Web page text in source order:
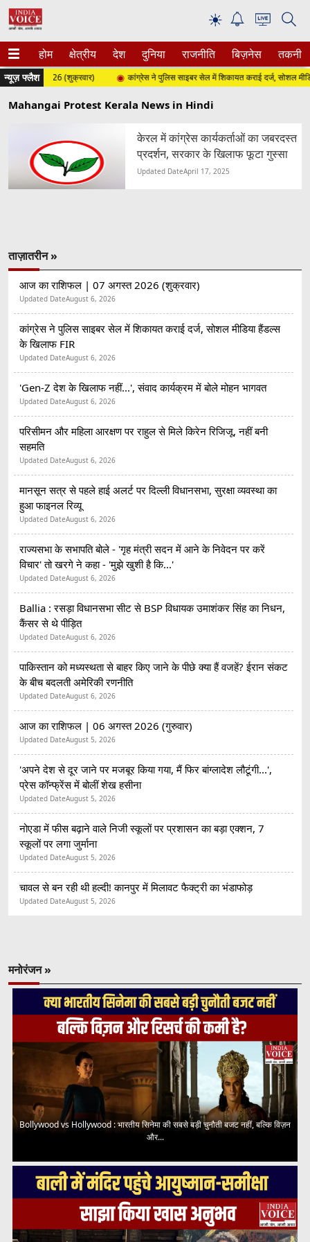
☀
होम क्षेत्रीय देश दुनिया राजनीति बिज़नेस तकनीक
न्यूज़ फ्लैश
अगस्त 2026 (शुक्रवार) कांग्रेस ने पुलिस साइबर सेल में शिकायत कराई दर्ज, सोशल
Mahangai Protest Kerala News in Hindi
केरल में कांग्रेस कार्यकर्ताओं का जबरदस्त
प्रदर्शन, सरकार के खिलाफ फूटा गुस्सा
Updated DateApril 17, 2025
ताज़ातरीन »
आज का राशिफल | 07 अगस्त 2026 (शुक्रवार)
Updated DateAugust 6, 2026
कांग्रेस ने पुलिस साइबर सेल में शिकायत कराई दर्ज, सोशल मीडिया हैंडल्स
के खिलाफ FIR
Updated DateAugust 6, 2026
'Gen-Z देश के खिलाफ नहीं...', संवाद कार्यक्रम में बोले मोहन भागवत
Updated DateAugust 6, 2026
परिसीमन और महिला आरक्षण पर राहुल से मिले किरेन रिजिजू, नहीं बनी
सहमति
Updated DateAugust 6, 2026
मानसून सत्र से पहले हाई अलर्ट पर दिल्ली विधानसभा, सुरक्षा व्यवस्था का
हुआ फाइनल रिव्यू
Updated DateAugust 6, 2026
राज्यसभा के सभापति बोले - 'गृह मंत्री सदन में आने के निवेदन पर करें
विचार' तो खरगे ने कहा - 'मुझे खुशी है कि...'
Updated DateAugust 6, 2026
Ballia : रसड़ा विधानसभा सीट से BSP विधायक उमाशंकर सिंह का निधन,
कैंसर से थे पीड़ित
Updated DateAugust 6, 2026
पाकिस्तान को मध्यस्थता से बाहर किए जाने के पीछे क्या हैं वजहें? ईरान संकट
के बीच बदलती अमेरिकी रणनीति
Updated DateAugust 6, 2026
आज का राशिफल | 06 अगस्त 2026 (गुरुवार)
Updated DateAugust 5, 2026
'अपने देश से दूर जाने पर मजबूर किया गया, मैं फिर बांग्लादेश लौटूंगी...',
प्रेस कॉन्फ्रेंस में बोलीं शेख हसीना
Updated DateAugust 5, 2026
नोएडा में फीस बढ़ाने वाले निजी स्कूलों पर प्रशासन का बड़ा एक्शन, 7
स्कूलों पर लगा जुर्माना
Updated DateAugust 5, 2026
चावल से बन रही थी हल्दी! कानपुर में मिलावट फैक्ट्री का भंडाफोड़
Updated DateAugust 5, 2026
मनोरंजन »
Bollywood vs Hollywood : भारतीय सिनेमा की सबसे बड़ी चुनौती बजट नहीं, बल्कि विज़न
और...